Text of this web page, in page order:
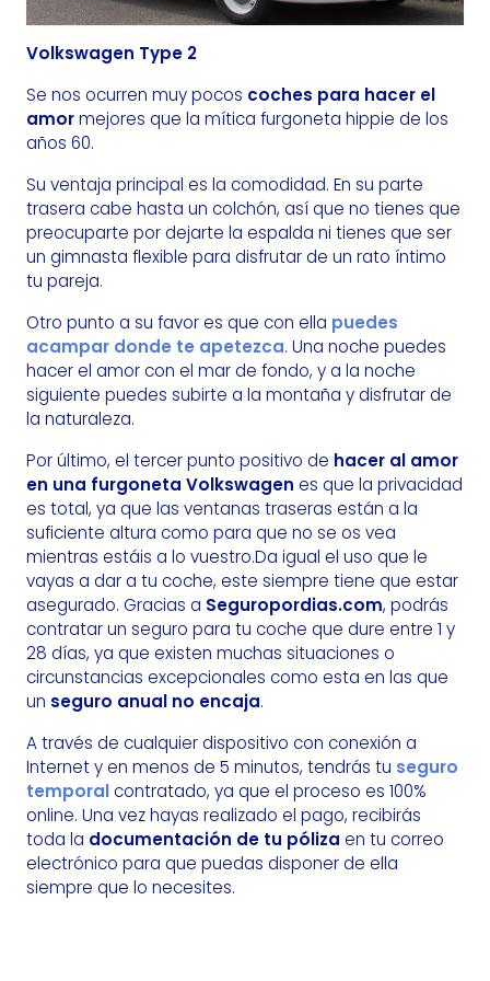
Volkswagen Type 2
Se nos ocurren muy pocos coches para hacer el
amormejores que la mítica furgoneta hippie de los
años 60.
Su ventaja principal es la comodidad. En su parte
trasera cabe hasta un colchón, así que no tienes que
preocuparte por dejarte la espalda ni tienes que ser
un gimnasta flexible para disfrutar de un rato íntimo
tu pareja.
Otro punto a su favor es que con ella puedes
acampar donde te apetezca. Una noche puedes
hacer el amor con el mar de fondo, y a la noche
siguiente puedes subirte a la montaña y disfrutar de
la naturaleza.
Por último, el tercer punto positivo de hacer al amor
en una furgoneta Volkswagen es que la privacidad
es total, ya que las ventanas traseras están a la
suficiente altura como para que no se os vea
mientras estáis a lo vuestro.Da igual el uso que le
vayas a dar a tu coche, este siempre tiene que estar
asegurado. Gracias a Seguropordias.com, podrás
contratar un seguro para tu coche que dure entre 1 y
28 días, ya que existen muchas situaciones o
circunstancias excepcionales como esta en las que
un seguro anual no encaja.
A través de cualquier dispositivo con conexión a
Internet y en menos de 5 minutos, tendrás tu seguro
temporalcontratado, ya que el proceso es 100%
online. Una vez hayas realizado el pago, recibirás
toda la documentación de tu póliza en tu correo
electrónico para que puedas disponer de ella
siempre que lo necesites.